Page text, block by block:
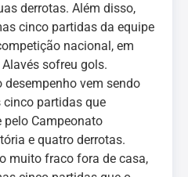
derrotas. Além disso,
cinco partidas da equipe
nacional, em
sofreu gols.
vem sendo
partidas que
Campeonato
e quatro derrotas.
muito fraco fora de casa,